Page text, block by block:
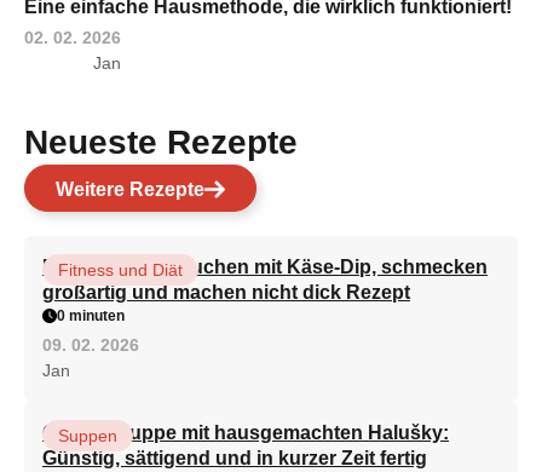
Eine einfache Hausmethode, die wirklich funktioniert!
02. 02. 2026
Jan
Neueste Rezepte
Weitere Rezepte
Brokkoli-Pfannkuchen mit Käse-Dip, schmecken
großartig und machen nicht dick Rezept
Fitness und Diät
0 minuten
09. 02. 2026
Jan
Gemüsesuppe mit hausgemachten Halušky:
Günstig, sättigend und in kurzer Zeit fertig
Suppen